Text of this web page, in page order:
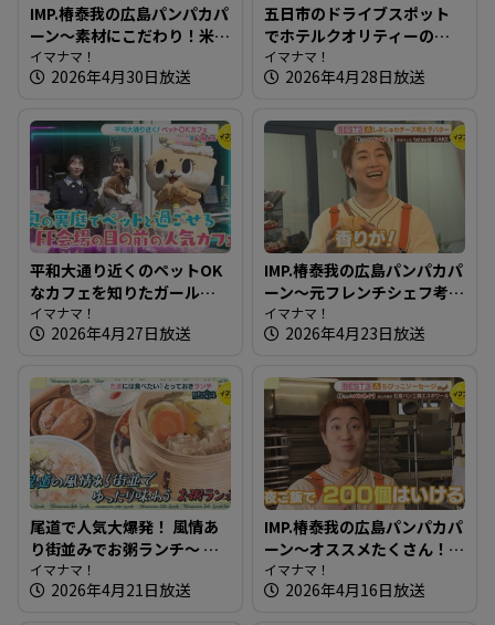
IMP.椿泰我の広島パンパカパ
ーン～素材にこだわり！米
粉パンを作る体にいいパン
屋さん
イマナマ！
2026年4月30日放送
五日市のドライブスポット
でホテルクオリティーのハ
ンバーグ～いろはビレッジ
【たまにはそとランチ】
イマナマ！
2026年4月28日放送
平和大通り近くのペットOK
なカフェを知りたガール
【街ネタ！知りたガール】
イマナマ！
2026年4月27日放送
IMP.椿泰我の広島パンパカパ
ーン～元フレンチシェフ考
案！薔薇酵母使用のパン屋
さん
イマナマ！
2026年4月23日放送
尾道で人気大爆発！ 風情あ
り街並みでお粥ランチ～ 小
料理屋 実【たまにはそとラ
ンチ】
イマナマ！
2026年4月21日放送
IMP.椿泰我の広島パンパカパ
ーン～オススメたくさん！
完売必至の映えるパン屋さ
ん
イマナマ！
2026年4月16日放送